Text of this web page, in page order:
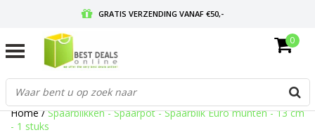
GRATIS VERZENDING VANAF €50,-
GRATIS RETOURNEREN EN 30 DAGEN BEDENKTIJD
0
Home/Spaarblikken - Spaarpot - Spaarblik Euro munten - 13 cm
- 1 stuks